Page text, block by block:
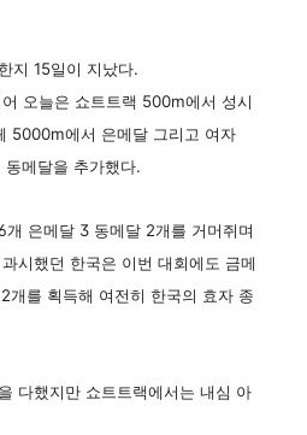
지 15일이 지났다.
오늘은 쇼트트랙 500m에서 성시
5000m에서 은메달 그리고 여자
메달을 추가했다.
개 은메달 3 동메달 2개를 거머쥐며
시했던 한국은 이번 대회에도 금메
개를 획득해 여전히 한국의 효자 종
다했지만 쇼트트랙에서는 내심 아